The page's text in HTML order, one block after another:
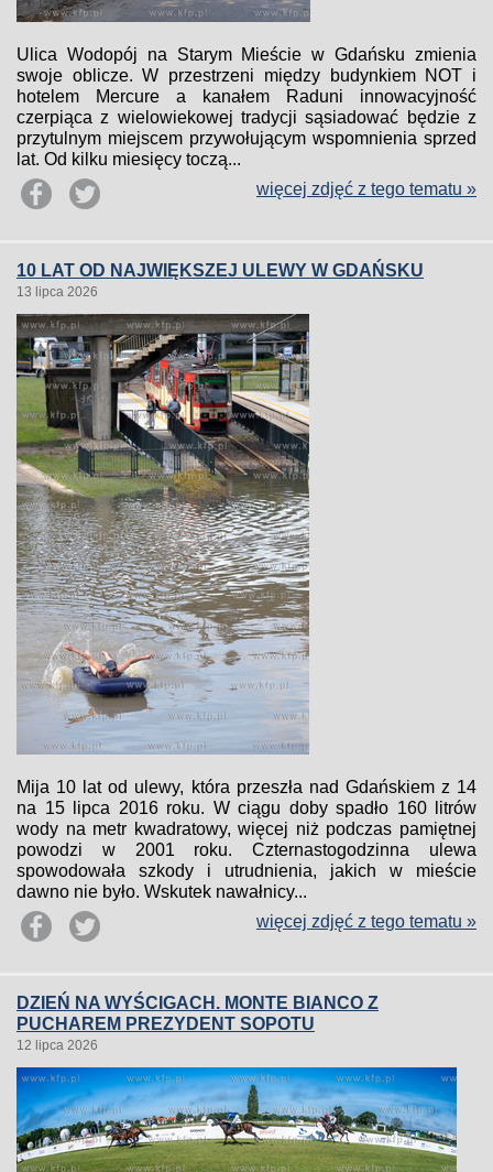
Ulica Wodopój na Starym Mieście w Gdańsku zmienia
swoje oblicze. W przestrzeni między budynkiem NOT i
hotelem Mercure a kanałem Raduni innowacyjność
czerpiąca z wielowiekowej tradycji sąsiadować będzie z
przytulnym miejscem przywołującym wspomnienia sprzed
lat. Od kilku miesięcy toczą...
więcej zdjęć z tego tematu »
10 LAT OD NAJWIĘKSZEJ ULEWY W GDAŃSKU
13 lipca 2026
Mija 10 lat od ulewy, która przeszła nad Gdańskiem z 14
na 15 lipca 2016 roku. W ciągu doby spadło 160 litrów
wody na metr kwadratowy, więcej niż podczas pamiętnej
powodzi w 2001 roku. Czternastogodzinna ulewa
spowodowała szkody i utrudnienia, jakich w mieście
dawno nie było. Wskutek nawałnicy...
więcej zdjęć z tego tematu »
DZIEŃ NA WYŚCIGACH. MONTE BIANCO Z
PUCHAREM PREZYDENT SOPOTU
12 lipca 2026